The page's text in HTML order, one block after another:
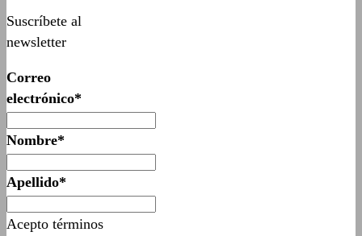
Suscríbete al
newsletter
Correo
electrónico*
Nombre*
Apellido*
Acepto términos